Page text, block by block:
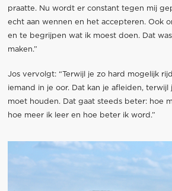
praatte. Nu wordt er constant tegen mij
echt aan wennen en het accepteren. Ook
en te begrijpen wat ik moest doen. Dat
maken.”
Jos vervolgt: “Terwijl je zo hard mogelijk
iemand in je oor. Dat kan je afleiden,
moet houden. Dat gaat steeds beter: hoe
hoe meer ik leer en hoe beter ik word.”